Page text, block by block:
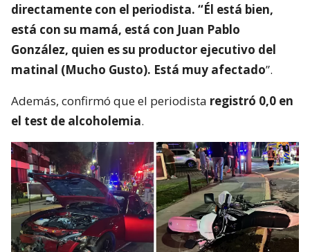
directamente con el periodista. “Él está bien,
está con su mamá, está con Juan Pablo
González, quien es su productor ejecutivo del
matinal (Mucho Gusto). Está muy afectado”.
Además, confirmó que el periodista registró 0,0 en
el test de alcoholemia.